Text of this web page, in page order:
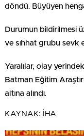
döndü. Büyüyen
Durumun bildirilmesi
ve sıhhat grubu sevk
Yaralılar, olay
Batman Eğitim
altına alındı.
KAYNAK: İHA